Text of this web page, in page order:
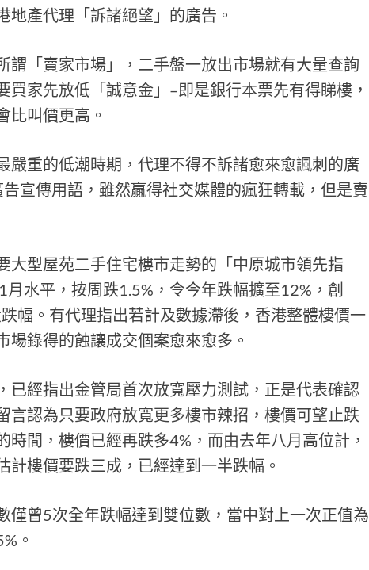
地產代理「訴諸絕望」的廣告。
謂「賣家市場」，二手盤一放出市場就有大量查詢
家先放低「誠意金」–即是銀行本票先有得睇樓，
比叫價更高。
嚴重的低潮時期，代理不得不訴諸愈來愈諷刺的廣
宣傳用語，雖然贏得社交媒體的瘋狂轉載，但是賣
大型屋苑二手住宅樓市走勢的「中原城市領先指
水平，按周跌1.5%，令今年跌幅擴至12%，創
幅。有代理指出若計及數據滯後，香港整體樓價一
錄得的蝕讓成交個案愈來愈多。
已經指出金管局首次放寬壓力測試，正是代表確認
言認為只要政府放寬更多樓市辣招，樓價可望止跌
時間，樓價已經再跌多4%，而由去年八月高位計，
樓價要跌三成，已經達到一半跌幅。
僅曾5次全年跌幅達到雙位數，當中對上一次正值為
。